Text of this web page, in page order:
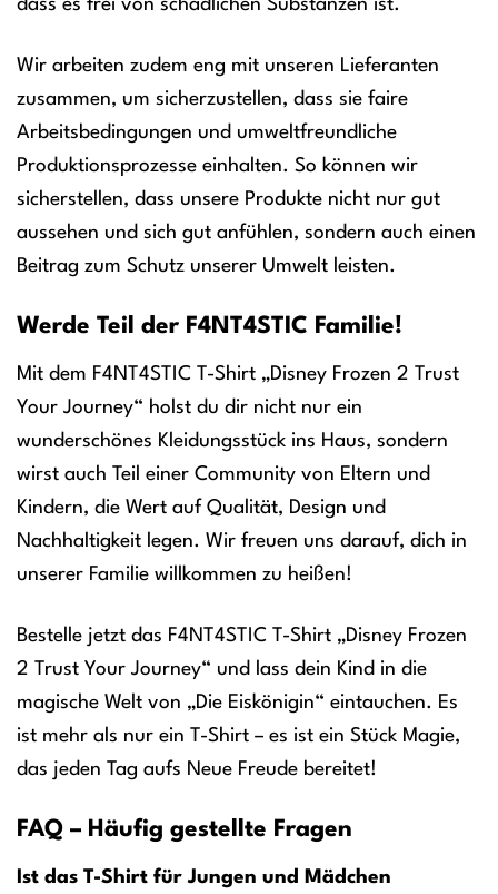
dass es frei von schädlichen Substanzen ist.
Wir arbeiten zudem eng mit unseren Lieferanten
zusammen, um sicherzustellen, dass sie faire
Arbeitsbedingungen und umweltfreundliche
Produktionsprozesse einhalten. So können wir
sicherstellen, dass unsere Produkte nicht nur gut
aussehen und sich gut anfühlen, sondern auch einen
Beitrag zum Schutz unserer Umwelt leisten.
Werde Teil der F4NT4STIC Familie!
Mit dem F4NT4STIC T-Shirt „Disney Frozen 2 Trust
Your Journey“ holst du dir nicht nur ein
wunderschönes Kleidungsstück ins Haus, sondern
wirst auch Teil einer Community von Eltern und
Kindern, die Wert auf Qualität, Design und
Nachhaltigkeit legen. Wir freuen uns darauf, dich in
unserer Familie willkommen zu heißen!
Bestelle jetzt das F4NT4STIC T-Shirt „Disney Frozen
2 Trust Your Journey“ und lass dein Kind in die
magische Welt von „Die Eiskönigin“ eintauchen. Es
ist mehr als nur ein T-Shirt – es ist ein Stück Magie,
das jeden Tag aufs Neue Freude bereitet!
FAQ – Häufig gestellte Fragen
Ist das T-Shirt für Jungen und Mädchen